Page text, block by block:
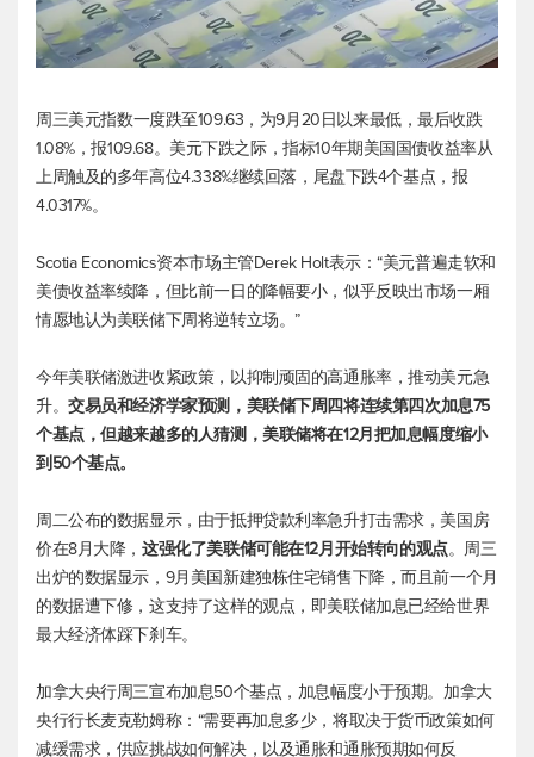
周三美元指数一度跌至109.63，为9月20日以来最低，最后收跌
1.08%，报109.68。美元下跌之际，指标10年期美国国债收益率从
上周触及的多年高位4.338%继续回落，尾盘下跌4个基点，报
4.0317%。
Scotia Economics资本市场主管Derek Holt表示：“美元普遍走软和
美债收益率续降，但比前一日的降幅要小，似乎反映出市场一厢
情愿地认为美联储下周将逆转立场。”
今年美联储激进收紧政策，以抑制顽固的高通胀率，推动美元急
升。交易员和经济学家预测，美联储下周四将连续第四次加息75
个基点，但越来越多的人猜测，美联储将在12月把加息幅度缩小
到50个基点。
周二公布的数据显示，由于抵押贷款利率急升打击需求，美国房
价在8月大降，这强化了美联储可能在12月开始转向的观点。周三
出炉的数据显示，9月美国新建独栋住宅销售下降，而且前一个月
的数据遭下修，这支持了这样的观点，即美联储加息已经给世界
最大经济体踩下刹车。
加拿大央行周三宣布加息50个基点，加息幅度小于预期。加拿大
央行行长麦克勒姆称：“需要再加息多少，将取决于货币政策如何
减缓需求，供应挑战如何解决，以及通胀和通胀预期如何反